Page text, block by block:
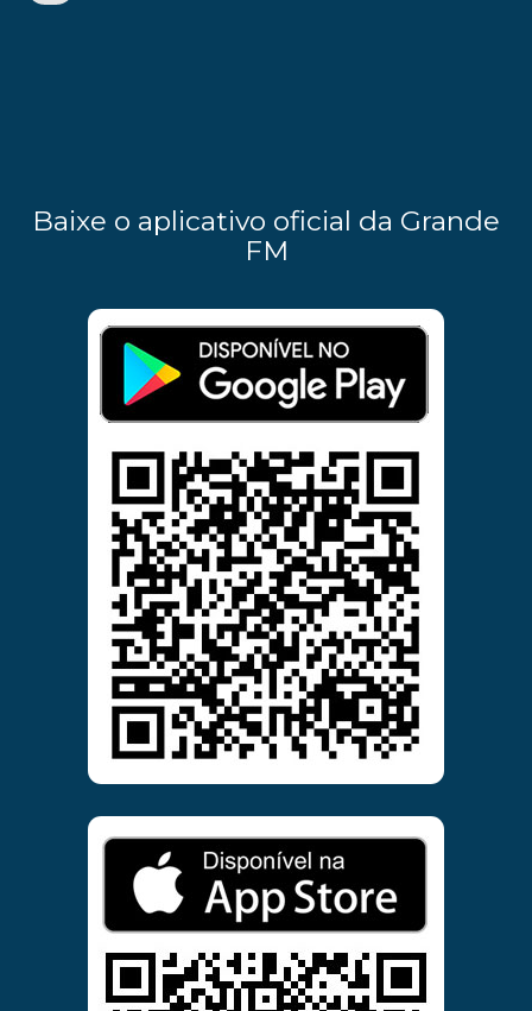
Baixe o aplicativo oficial da Grande
FM